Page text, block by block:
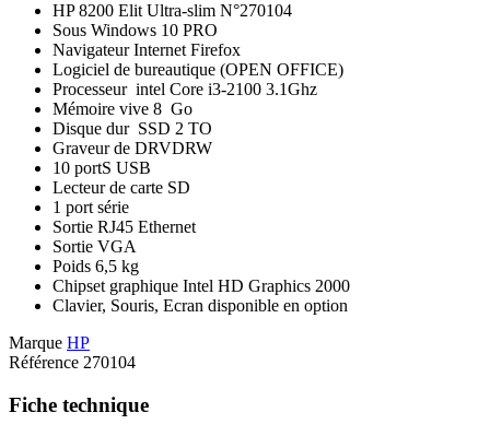
HP 8200 Elit Ultra-slim N°270104
Sous Windows 10 PRO
Navigateur Internet Firefox
Logiciel de bureautique (OPEN OFFICE)
Processeur intel Core i3-2100 3.1Ghz
Mémoire vive 8 Go
Disque dur SSD 2 TO
Graveur de DRVDRW
10 portS USB
Lecteur de carte SD
1 port série
Sortie RJ45 Ethernet
Sortie VGA
Poids 6,5 kg
Chipset graphique Intel HD Graphics 2000
Clavier, Souris, Ecran disponible en option
Marque HP
Référence 270104
Fiche technique